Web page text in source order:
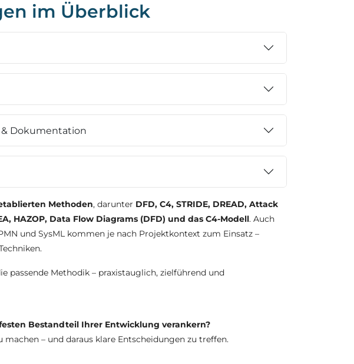
im Überblick
Dokumentation
Methoden, darunter DFD, C4, STRIDE, DREAD, Attack
HAZOP, Data Flow Diagrams (DFD) und das C4-Modell. Auch
und SysML kommen je nach Projektkontext zum Einsatz –
passende Methodik – praxistauglich, zielführend und
Bestandteil Ihrer Entwicklung verankern?
– und daraus klare Entscheidungen zu treffen.